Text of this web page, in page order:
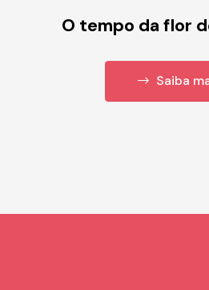
O tempo da flor
Saiba